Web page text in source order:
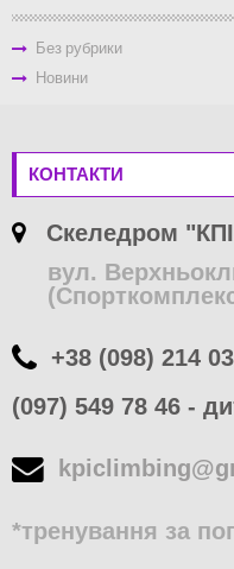
Без рубрики
Новини
КОНТАКТИ
Скеледром
вул.
+38 (098) 214
(097) 549 78 46 -
*тренування за